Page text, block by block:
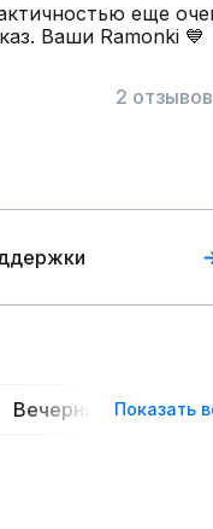
еще
Ваши Ramonki 💙
2
Вечерние Показать